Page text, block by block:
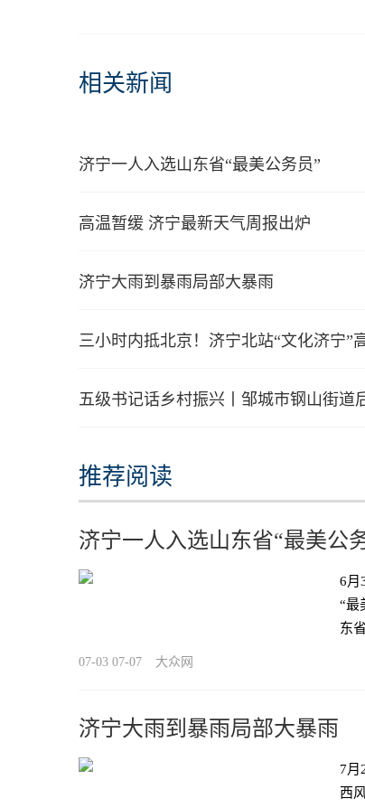
相关新闻
济宁一人入选山东省“最美公务员”
高温暂缓 济宁最新天气周报出炉
济宁大雨到暴雨局部大暴雨
三小时内抵北京！济宁北站“文化济宁”
五级书记话乡村振兴丨邹城市钢山街道
推荐阅读
济宁一人入选山东省“最美公
6月
“最
东
07-03 07-07 大众网
济宁大雨到暴雨局部大暴雨
7月
西